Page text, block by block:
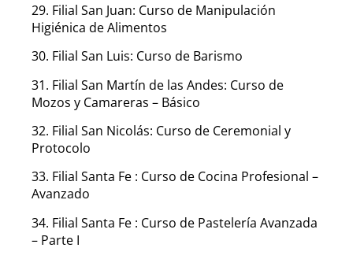
29. Filial San Juan: Curso de Manipulación
Higiénica de Alimentos
30. Filial San Luis: Curso de Barismo
31. Filial San Martín de las Andes: Curso de
Mozos y Camareras – Básico
32. Filial San Nicolás: Curso de Ceremonial y
Protocolo
33. Filial Santa Fe : Curso de Cocina Profesional –
Avanzado
34. Filial Santa Fe : Curso de Pastelería Avanzada
– Parte I